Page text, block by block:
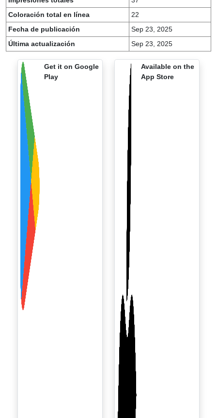
Coloración total en línea
22
Fecha de publicación
Sep 23, 2025
Última actualización
Sep 23, 2025
Get it on Google
Play
Available on the
App Store